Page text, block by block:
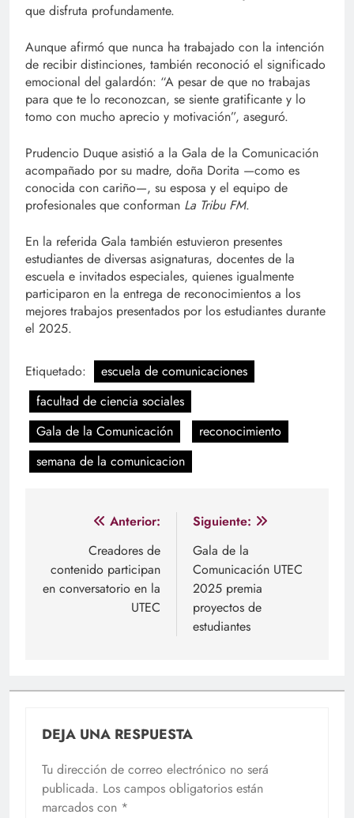
que disfruta profundamente.
Aunque afirmó que nunca ha trabajado con la intención
de recibir distinciones, también reconoció el significado
emocional del galardón: “A pesar de que no trabajas
para que te lo reconozcan, se siente gratificante y lo
tomo con mucho aprecio y motivación”, aseguró.
Prudencio Duque asistió a la Gala de la Comunicación
acompañado por su madre, doña Dorita —como es
conocida con cariño—, su esposa y el equipo de
profesionales que conforman La Tribu FM.
En la referida Gala también estuvieron presentes
estudiantes de diversas asignaturas, docentes de la
escuela e invitados especiales, quienes igualmente
participaron en la entrega de reconocimientos a los
mejores trabajos presentados por los estudiantes durante
el 2025.
Etiquetado:
escuela de comunicaciones
facultad de ciencia sociales
Gala de la Comunicación
reconocimiento
semana de la comunicacion
Navegación
entradas
Anterior:
Creadores de
contenido participan
en conversatorio en la
UTEC
Siguiente:
Gala de la
Comunicación UTEC
2025 premia
proyectos de
estudiantes
DEJA UNA RESPUESTA
Tu dirección de correo electrónico no será
publicada. Los campos obligatorios están
marcados con *